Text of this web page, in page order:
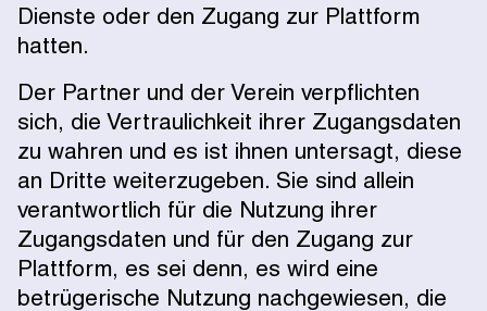
Dienste oder den Zugang zur Plattform
hatten.
Der Partner und der Verein verpflichten
sich, die Vertraulichkeit ihrer Zugangsdaten
zu wahren und es ist ihnen untersagt, diese
an Dritte weiterzugeben. Sie sind allein
verantwortlich für die Nutzung ihrer
Zugangsdaten und für den Zugang zur
Plattform, es sei denn, es wird eine
betrügerische Nutzung nachgewiesen, die